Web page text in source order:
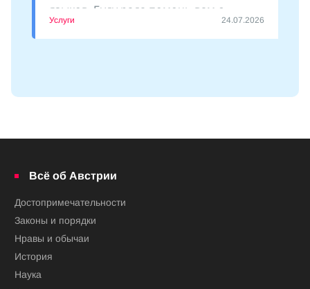
языков. Буду рада помочь вам с
оформлением документов, сопровожу
Услуги 24.07.2026
Всё об Австрии
Достопримечательности
Законы и порядки
Нравы и обычаи
История
Наука